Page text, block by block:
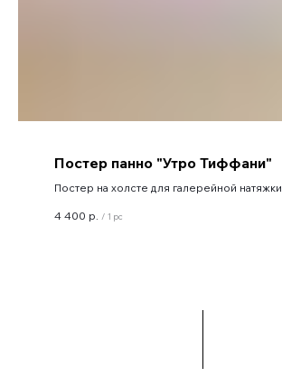
Постер панно "Утро Тиффани"
Постер на холсте для галерейной натяжки
4 400 р. / 1 pc